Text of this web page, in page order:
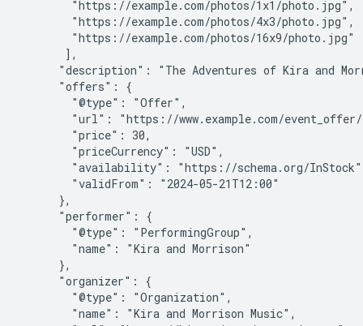
        "https://example.com/photos/1x1/photo.jpg",
        "https://example.com/photos/4x3/photo.jpg",
        "https://example.com/photos/16x9/photo.jpg"
       ],
"description": "The Adventures of Kira and
      "offers": {
        "@type": "Offer",
"url": "https://www.example.com/
        "price": 30,
        "priceCurrency": "USD",
"availability": "https://schema.org/
        "validFrom": "2024-05-21T12:00"
      },
      "performer": {
        "@type": "PerformingGroup",
        "name": "Kira and Morrison"
      },
      "organizer": {
        "@type": "Organization",
        "name": "Kira and Morrison Music",